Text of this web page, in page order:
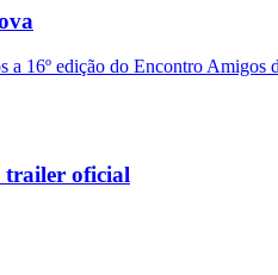
a 16º edição do Encontro
trailer oficial